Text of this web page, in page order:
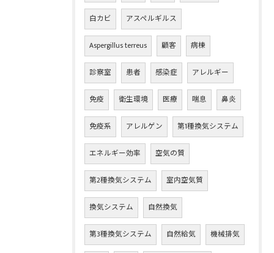
白カビ アスペルギルス
Aspergillus terreus 顧客 病棟
診察室 患者 感染症 アレルギー
免疫 衛生環境 医療 喘息 鼻炎
免疫系 アレルゲン 第1種換気システム
エネルギー効率 空気の質
第2種換気システム 室内空気質
換気システム 自然換気
第3種換気システム 自然給気 機械排気